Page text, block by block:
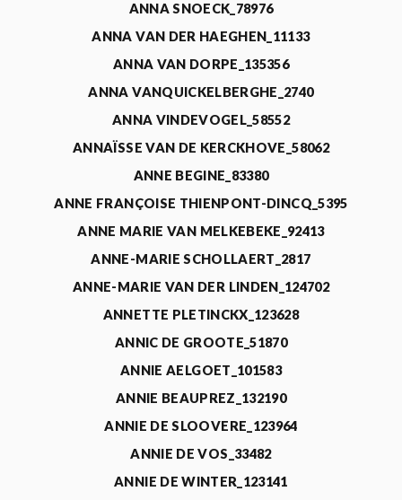
ANNA SNOECK_78976
ANNA VAN DER HAEGHEN_11133
ANNA VAN DORPE_135356
ANNA VANQUICKELBERGHE_2740
ANNA VINDEVOGEL_58552
ANNAÏSSE VAN DE KERCKHOVE_58062
ANNE BEGINE_83380
ANNE FRANÇOISE THIENPONT-DINCQ_5395
ANNE MARIE VAN MELKEBEKE_92413
ANNE-MARIE SCHOLLAERT_2817
ANNE-MARIE VAN DER LINDEN_124702
ANNETTE PLETINCKX_123628
ANNIC DE GROOTE_51870
ANNIE AELGOET_101583
ANNIE BEAUPREZ_132190
ANNIE DE SLOOVERE_123964
ANNIE DE VOS_33482
ANNIE DE WINTER_123141